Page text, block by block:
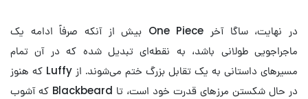
در نهایت، ساگا آخر One Piece بیش از آنکه صرفاً ادامه یک
ماجراجویی طولانی باشد، به نقطه‌ای تبدیل شده که در آن تمام
مسیرهای داستانی به یک تقابل بزرگ ختم می‌شوند. از Luffy که هنوز
در حال شکستن مرزهای قدرت خود است، تا Blackbeard که آشوب